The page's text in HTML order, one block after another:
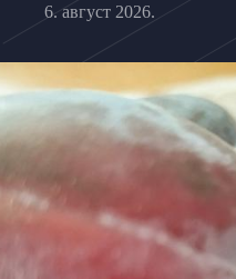
6. август 2026.